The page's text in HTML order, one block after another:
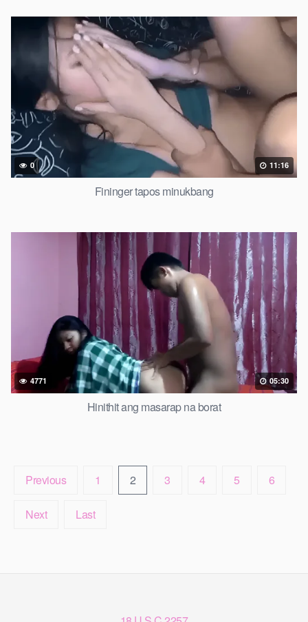
0 11:16
Fininger tapos minukbang
4771 05:30
Hinithit ang masarap na borat
Previous 1 2 3 4 5 6
Next Last